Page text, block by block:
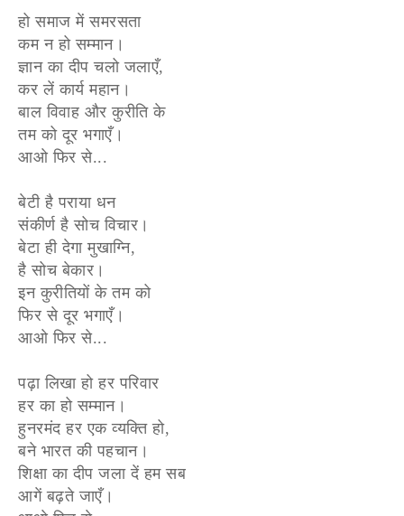
हो समाज में समरसता
कम न हो सम्मान।
ज्ञान का दीप चलो जलाएँ,
कर लें कार्य महान।
बाल विवाह और कुरीति के
तम को दूर भगाएँ।
आओ फिर से...
बेटी है पराया धन
संकीर्ण है सोच विचार।
बेटा ही देगा मुखाग्नि,
है सोच बेकार।
इन कुरीतियों के तम को
फिर से दूर भगाएँ।
आओ फिर से...
पढ़ा लिखा हो हर परिवार
हर का हो सम्मान।
हुनरमंद हर एक व्यक्ति हो,
बने भारत की पहचान।
शिक्षा का दीप जला दें हम सब
आगें बढ़ते जाएँ।